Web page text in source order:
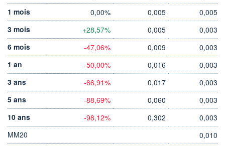
1 mois
0,00% 0,005
0,005
3 mois
+28,57% 0,005
0,003
6 mois
-47,06% 0,009
0,003
1 an
-50,00% 0,016
0,003
3 ans
-66,91% 0,017
0,003
5 ans
-88,69% 0,060
0,003
10 ans
-98,12% 0,302
0,003
MM20
0,010